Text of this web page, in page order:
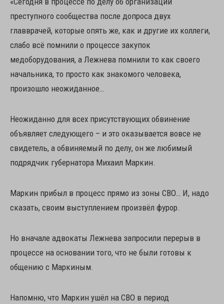
преступного сообщества после допроса двух
главврачей, которые опять же, как и другие их коллеги,
слабо всё помнили о процессе закупок
медоборудования, а Лежнева помнили то как своего
начальника, то просто как знакомого человека,
произошло неожиданное…
Неожиданно для всех присутствующих обвинение
объявляет следующего – и это оказывается вовсе не
свидетель, а обвиняемый по делу, он же любимый
подрядчик губернатора Михаил Маркин.
Маркин прибыл в процесс прямо из зоны СВО… И, надо
сказать, своим выступлением произвёл фурор.
Но вначале адвокаты Лежнева запросили перерыв в
процессе на основании того, что не были готовы к
общению с Маркиным.
Напомню, что Маркин ушёл на СВО в период